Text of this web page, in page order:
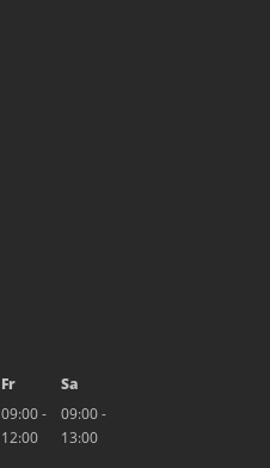
Fr
Sa
09:00 -
12:00
09:00 -
13:00